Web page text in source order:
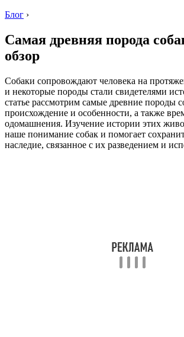
Блог ›
Самая древняя порода
обзор
Собаки сопровождают человека на
и некоторые породы стали свидетелями
статье рассмотрим самые древние породы
происхождение и особенности, а также
одомашнения. Изучение истории этих
наше понимание собак и помогает
наследие, связанное с их разведением и